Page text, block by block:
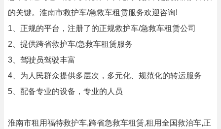
的关键。淮南市救护车/急救车租赁服务欢迎咨询!
1、正规的平台，注册了的正规救护车/急救车租赁公司
2、提供跨省救护车/急救车租赁服务
3、驾驶员驾驶丰富
4、为人民群众提供多层次，多元化、规范化的转运服务
5、配备专业的设备，专业的人员
淮南市租用福特救护车,跨省急救车租赁,租用全国救治车,正